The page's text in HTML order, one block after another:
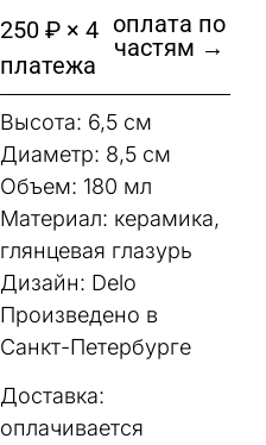
250 ₽ × 4
платежа
оплата по
частям →
Высота: 6,5 см
Диаметр: 8,5 см
Объем: 180 мл
Материал: керамика,
глянцевая глазурь
Дизайн: Delo
Произведено в
Санкт-Петербурге
Доставка:
оплачивается